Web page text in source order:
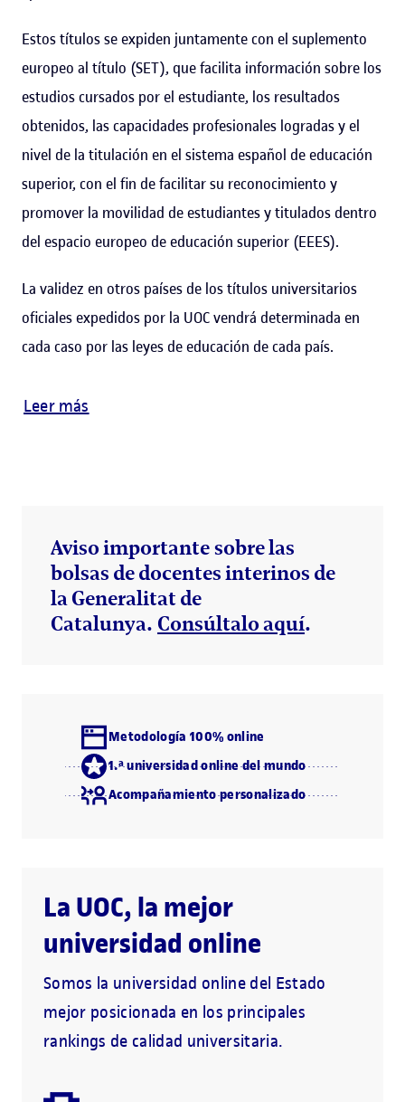
Estos títulos se expiden juntamente con el suplemento
europeo al título (SET), que facilita información sobre los
estudios cursados por el estudiante, los resultados
obtenidos, las capacidades profesionales logradas y el
nivel de la titulación en el sistema español de educación
superior, con el fin de facilitar su reconocimiento y
promover la movilidad de estudiantes y titulados dentro
del espacio europeo de educación superior (EEES).
La validez en otros países de los títulos universitarios
oficiales expedidos por la UOC vendrá determinada en
cada caso por las leyes de educación de cada país.
Leer más
Aviso importantesobre las
bolsas de docentes interinos de
la Generalitat de
Catalunya. Consúltalo aquí.
Metodología 100% online
1.ª universidad online del mundo
Acompañamiento personalizado
La UOC, la mejor
universidad online
Somos la universidad online del Estado
mejor posicionada en los principales
rankings de calidad universitaria.